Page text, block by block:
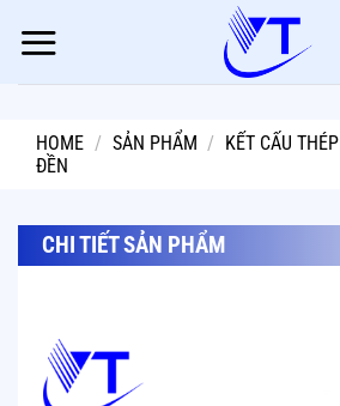
HOME / SẢN PHẨM / KẾT CẤU THÉP
ĐỀN
CHI TIẾT SẢN PHẨM